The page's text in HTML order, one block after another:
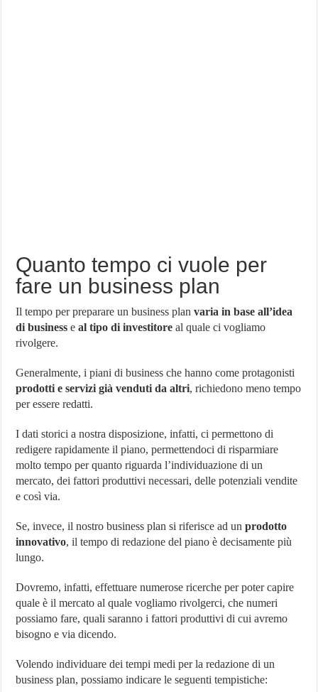
Quanto tempo ci vuole per
fare un business plan
Il tempo per preparare un business planvaria in base all’idea
di businesse al tipo di investitore al quale ci vogliamo
rivolgere.
Generalmente, i piani di business che hanno come protagonisti
prodotti e servizi già venduti da altri, richiedono meno tempo
per essere redatti.
I dati storici a nostra disposizione, infatti, ci permettono di
redigere rapidamente il piano, permettendoci di risparmiare
molto tempo per quanto riguarda l’individuazione di un
mercato, dei fattori produttivi necessari, delle potenziali vendite
e così via.
Se, invece, il nostro business plan si riferisce ad unprodotto
innovativo, il tempo di redazione del piano è decisamente più
lungo.
Dovremo, infatti, effettuare numerose ricerche per poter capire
quale è il mercato al quale vogliamo rivolgerci, che numeri
possiamo fare, quali saranno i fattori produttivi di cui avremo
bisogno e via dicendo.
Volendo individuare dei tempi medi per la redazione di un
business plan, possiamo indicare le seguenti tempistiche: